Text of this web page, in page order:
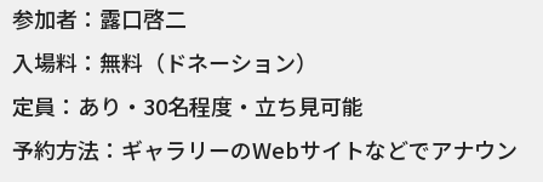
参加者：露口啓二
入場料：無料（ドネーション）
定員：あり・30名程度・立ち見可能
予約方法：ギャラリーのWebサイトなどでアナウン